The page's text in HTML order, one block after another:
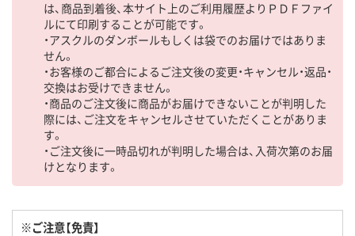
は、商品到着後、本サイト上のご利用履歴よりＰＤＦファイ
ルにて印刷することが可能です。
・アスクルのダンボールもしくは袋でのお届けではありま
せん。
・お客様のご都合によるご注文後の変更・キャンセル・返品・
交換はお受けできません。
・商品のご注文後に商品がお届けできないことが判明した
際には、ご注文をキャンセルさせていただくことがありま
す。
・ご注文後に一時品切れが判明した場合は、入荷次第のお届
けとなります。
※ご注意【免責】